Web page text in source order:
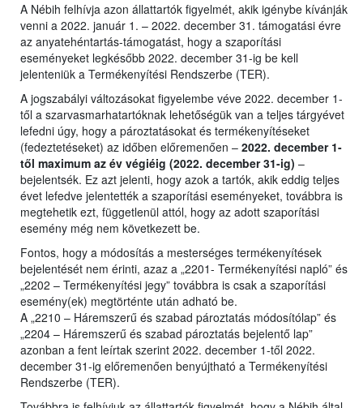
A Nébih felhívja azon állattartók figyelmét, akik igénybe kívánják
venni a 2022. január 1. – 2022. december 31. támogatási évre
az anyatehéntartás-támogatást, hogy a szaporítási
eseményeket legkésőbb 2022. december 31-ig be kell
jelenteniük a Termékenyítési Rendszerbe (TER).
A jogszabályi változásokat figyelembe véve 2022. december 1-
től a szarvasmarhatartóknak lehetőségük van a teljes tárgyévet
lefedni úgy, hogy a pároztatásokat és termékenyítéseket
(fedeztetéseket) az időben előremenően – 2022. december 1-
től maximum az év végiéig (2022. december 31-ig) –
bejelentsék. Ez azt jelenti, hogy azok a tartók, akik eddig teljes
évet lefedve jelentették a szaporítási eseményeket, továbbra is
megtehetik ezt, függetlenül attól, hogy az adott szaporítási
esemény még nem következett be.
Fontos, hogy a módosítás a mesterséges termékenyítések
bejelentését nem érinti, azaz a „2201- Termékenyítési napló” és
„2202 – Termékenyítési jegy” továbbra is csak a szaporítási
esemény(ek) megtörténte után adható be.
A „2210 – Háremszerű és szabad pároztatás módosítólap” és
„2204 – Háremszerű és szabad pároztatás bejelentő lap”
azonban a fent leírtak szerint 2022. december 1-től 2022.
december 31-ig előremenően benyújtható a Termékenyítési
Rendszerbe (TER).